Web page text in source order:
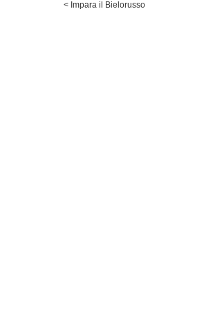
< Impara il Bielorusso